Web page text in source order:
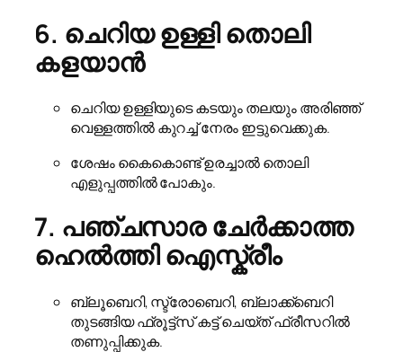
6. ചെറിയ ഉള്ളി തൊലി
കളയാൻ
ചെറിയ ഉള്ളിയുടെ കടയും തലയും അരിഞ്ഞ്
വെള്ളത്തിൽ കുറച്ച് നേരം ഇട്ടുവെക്കുക.
ശേഷം കൈകൊണ്ട് ഉരച്ചാൽ തൊലി
എളുപ്പത്തിൽ പോകും.
7. പഞ്ചസാര ചേർക്കാത്ത
ഹെൽത്തി ഐസ്ക്രീം
ബ്ലൂബെറി, സ്ട്രോബെറി, ബ്ലാക്ക്ബെറി
തുടങ്ങിയ ഫ്രൂട്ട്സ് കട്ട് ചെയ്ത് ഫ്രീസറിൽ
തണുപ്പിക്കുക.